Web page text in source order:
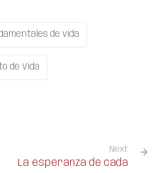
de vida
de Vida
Next
La esperanza de cada